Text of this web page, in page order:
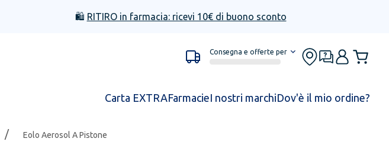
🛍️ RITIRO in farmacia: ricevi 10€ di buono sconto
Consegna e offerte per
Carta EXTRAFarmacieI nostri marchiDov'è il mio ordine?
/ Eolo Aerosol A Pistone